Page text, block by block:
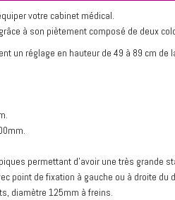
votre cabinet médical.
à son piètement composé de deux
un réglage en hauteur de 49 à 89 cm
permettant d'avoir une très grande
point de fixation à gauche ou à droite du
diamètre 125mm à freins.